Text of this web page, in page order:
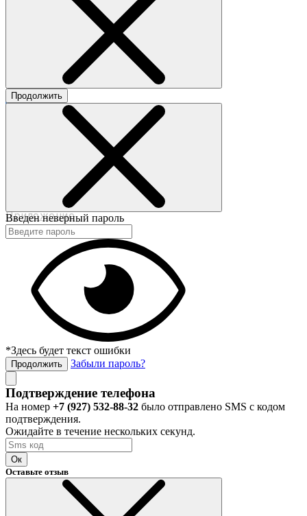
©2017-2020 beautybox.ru
Договор-оферта
Пользовательское соглашение
Политика конфиденциальности
Приложение
Продолжить
Введен неверный пароль
*Здесь будет текст ошибки
Продолжить Забыли пароль?
Подтверждение телефона
На номер +7 (927) 532-88-32 было отправлено SMS с кодом
подтверждения.
Ожидайте в течение нескольких секунд.
Ок
Оставьте отзыв